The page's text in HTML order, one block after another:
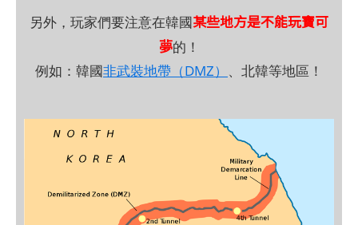
另外，玩家們要注意在韓國某些地方是不能玩寶可
夢的！
例如：韓國非武裝地帶（DMZ） 、北韓等地區！